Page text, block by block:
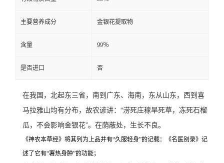
主要营养成分 金银花提取物
含量 99％
是否进口 否
在我国，北起东三省，南到广东、海南，东从山东，西到喜
马拉雅山均有分布，故农谚讲：“涝死庄稼旱死草，冻死石榴
瓜，不会影响金银花”。在荫蔽处，生长不良。
《神农本草经》将其列为上品并有“久服轻身”的记载：《名医别录》记
述了它有“署热身肿”的功能；